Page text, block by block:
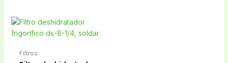
Filtros